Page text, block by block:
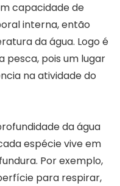
capacidade de
interna, então
da água. Logo é
pesca, pois um lugar
na atividade do
da água
espécie vive em
Por exemplo,
para respirar,